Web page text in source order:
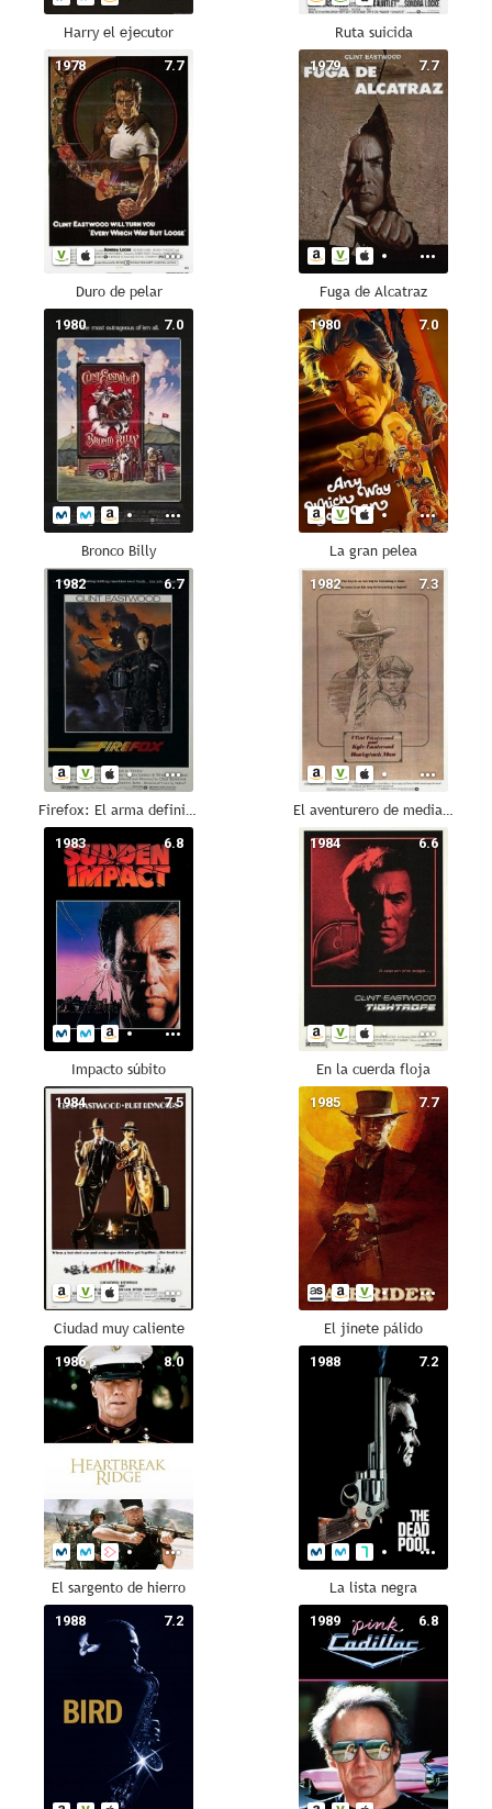
Harry el ejecutor Ruta suicida
7.7
1978
Duro de pelar
7.7
1979
Fuga de Alcatraz
7.0
1980
Bronco Billy
7.0
1980
La gran pelea
6.7
1982
Firefox: El arma definitiva
7.3
1982
El aventurero de medianoche
6.8
1983
Impacto súbito
6.6
1984
En la cuerda floja
7.5
1984
Ciudad muy caliente
7.7
1985
El jinete pálido
8.0
1986
El sargento de hierro
7.2
1988
La lista negra
7.2
1988 6.8
1989